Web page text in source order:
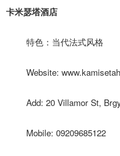
卡米瑟塔酒店
特色：当代法式风格
Website:
Add: 20 Villamor St, Brgy
Mobile: 09209685122